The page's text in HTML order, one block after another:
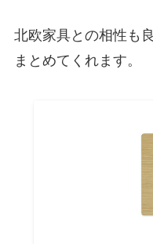
北欧家具との相性も
まとめてくれます。